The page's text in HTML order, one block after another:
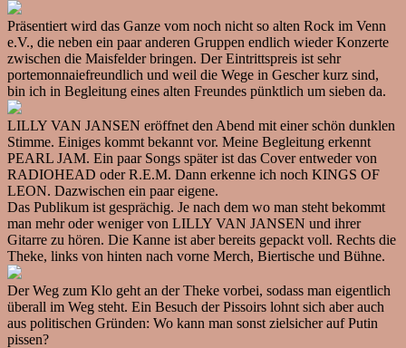
Präsentiert wird das Ganze vom noch nicht so alten Rock im Venn
e.V., die neben ein paar anderen Gruppen endlich wieder Konzerte
zwischen die Maisfelder bringen. Der Eintrittspreis ist sehr
portemonnaiefreundlich und weil die Wege in Gescher kurz sind,
bin ich in Begleitung eines alten Freundes pünktlich um sieben da.
LILLY VAN JANSEN eröffnet den Abend mit einer schön dunklen
Stimme. Einiges kommt bekannt vor. Meine Begleitung erkennt
PEARL JAM. Ein paar Songs später ist das Cover entweder von
RADIOHEAD oder R.E.M. Dann erkenne ich noch KINGS OF
LEON. Dazwischen ein paar eigene.
Das Publikum ist gesprächig. Je nach dem wo man steht bekommt
man mehr oder weniger von LILLY VAN JANSEN und ihrer
Gitarre zu hören. Die Kanne ist aber bereits gepackt voll. Rechts die
Theke, links von hinten nach vorne Merch, Biertische und Bühne.
Der Weg zum Klo geht an der Theke vorbei, sodass man eigentlich
überall im Weg steht. Ein Besuch der Pissoirs lohnt sich aber auch
aus politischen Gründen: Wo kann man sonst zielsicher auf Putin
pissen?